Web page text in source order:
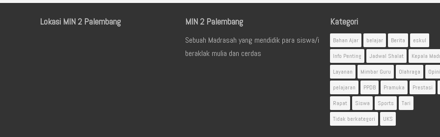
Lokasi MIN 2 Palembang MIN 2 Palembang
Sebuah Madrasah yang mendidik para siswa/i
beraklak mulia dan cerdas
Kategori
Bahan Ajar belajar Berita
eskul
Info Penting
Jadwal Shalat
Kepala
Layanan
Mimbar Guru Olahraga
Opini
pelajaran
PPDB Pramuka Prestasi
Rapat
Siswa Sports
Tari
Tidak berkategori
UKS